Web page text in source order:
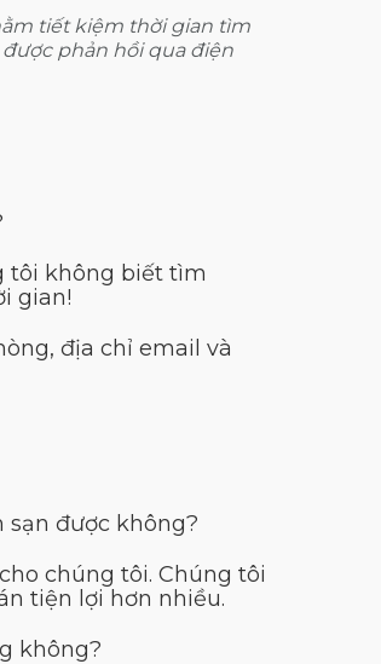
tiết kiệm thời gian tìm
phản hồi qua điện
tôi không biết tìm
gian!
địa chỉ email và
sạn được không?
chúng tôi. Chúng tôi
tiện lợi hơn nhiều.
không?